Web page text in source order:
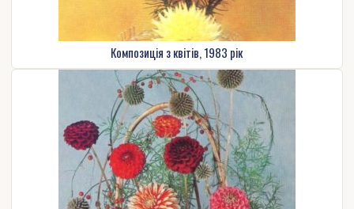
Композиція з квітів, 1983 рік